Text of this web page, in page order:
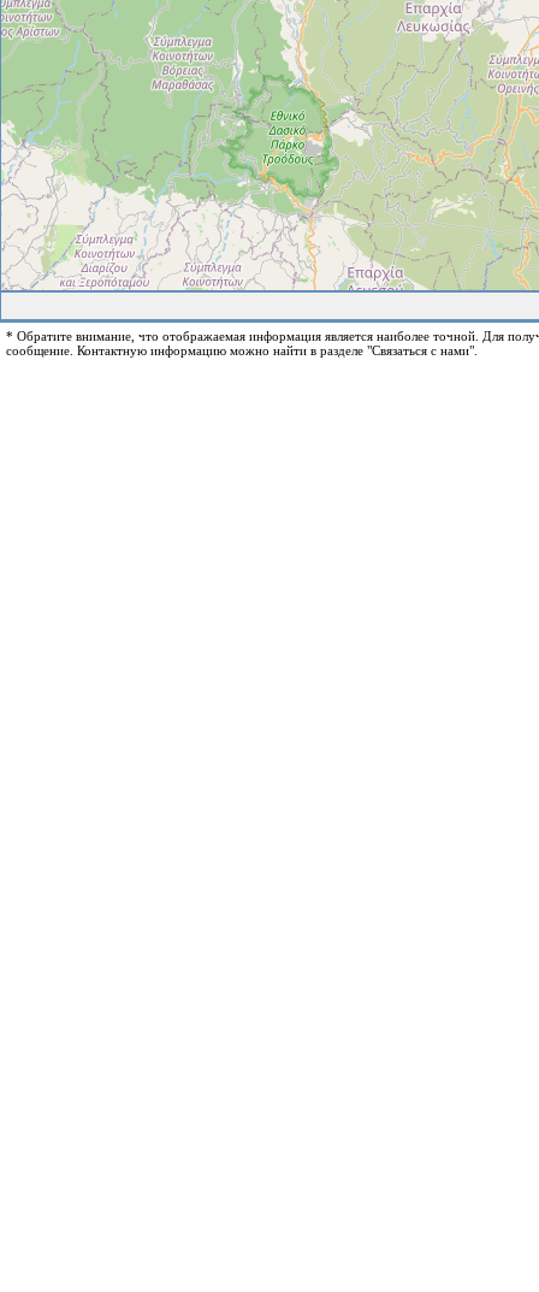
* Обратите внимание, что отображаемая информация является наиболее точной. Для
сообщение. Контактную информацию можно найти в разделе "Связаться с нами".